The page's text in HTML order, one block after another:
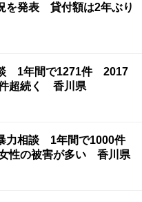
を発表 貸付額は2年ぶり
1年間で1271件 2017
超続く 香川県
力相談 1年間で1000件
性の被害が多い 香川県